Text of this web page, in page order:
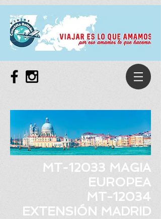
MT-12033 MAGIA
EUROPEA
MT-12034
EXTENSIÓN MADRID